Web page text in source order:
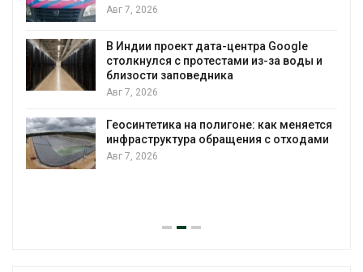
Авг 7, 2026
В Индии проект дата-центра Google
столкнулся с протестами из-за воды и
близости заповедника
Авг 7, 2026
Геосинтетика на полигоне: как меняется
инфраструктура обращения с отходами
Авг 7, 2026